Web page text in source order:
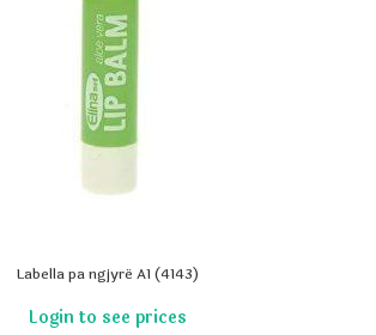
Labella pa ngjyrë A1 (4143)